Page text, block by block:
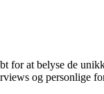
for at belyse de
og personlige